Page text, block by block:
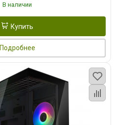
В наличии
Купить
Подробнее